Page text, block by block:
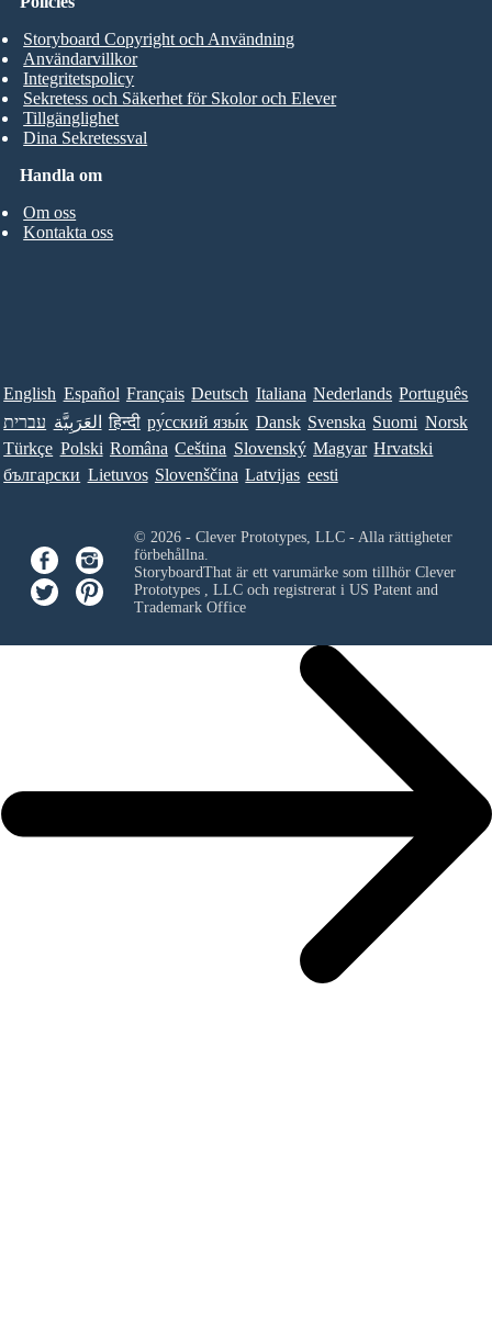
Handla om
Om oss
Kontakta oss
Storyboard Copyright och Användning
Användarvillkor
Integritetspolicy
Sekretess och Säkerhet för Skolor och Elever
Tillgänglighet
Dina Sekretessval
English Español Français Deutsch Italiana Nederlands Português
עברית العَرَبِيَّة हिन्दी ру́сский язы́к Dansk Svenska Suomi Norsk
Türkçe Polski Româna Ceština Slovenský Magyar Hrvatski
български Lietuvos Slovenščina Latvijas eesti
© 2026 - Clever Prototypes, LLC - Alla rättigheter
förbehållna.
StoryboardThat är ett varumärke som tillhör Clever
Prototypes , LLCoch registrerat i US Patent and
Trademark Office